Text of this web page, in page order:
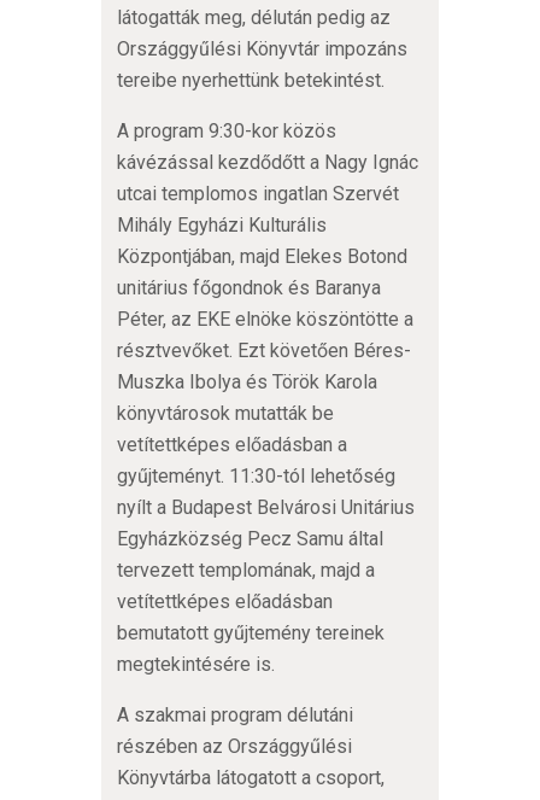
látogatták meg, délután pedig az
Országgyűlési Könyvtár impozáns
tereibe nyerhettünk betekintést.
A program 9:30-kor közös
kávézással kezdődőtt a Nagy Ignác
utcai templomos ingatlan Szervét
Mihály Egyházi Kulturális
Központjában, majd Elekes Botond
unitárius főgondnok és Baranya
Péter, az EKE elnöke köszöntötte a
résztvevőket. Ezt követően Béres-
Muszka Ibolya és Török Karola
könyvtárosok mutatták be
vetítettképes előadásban a
gyűjteményt. 11:30-tól lehetőség
nyílt a Budapest Belvárosi Unitárius
Egyházközség Pecz Samu által
tervezett templomának, majd a
vetítettképes előadásban
bemutatott gyűjtemény tereinek
megtekintésére is.
A szakmai program délutáni
részében az Országgyűlési
Könyvtárba látogatott a csoport,